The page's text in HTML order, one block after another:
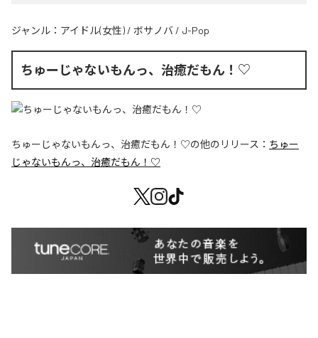
ジャンル： アイドル(女性) / ボサノバ / J-Pop
ちゅーじゃないもんっ、治癒だもん！♡
ちゅーじゃないもんっ、治癒だもん！♡の他のリリース： ちゅー
じゃないもんっ、治癒だもん！♡